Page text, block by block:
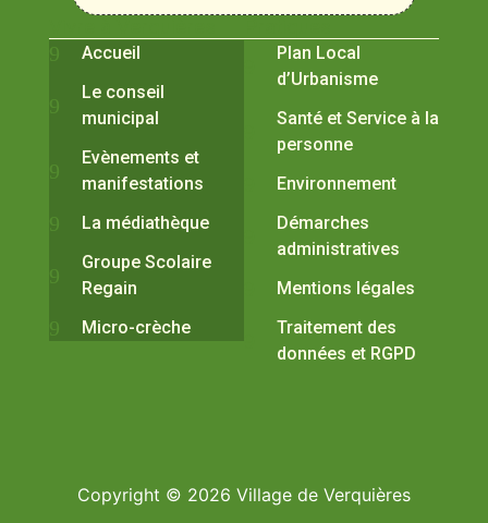
Accueil
Le conseil
municipal
Evènements et
manifestations
La médiathèque
Groupe Scolaire
Regain
Micro-crèche
Plan Local
d’Urbanisme
Santé et Service à la
personne
Environnement
Démarches
administratives
Mentions légales
Traitement des
données et RGPD
Copyright © 2026 Village de Verquières